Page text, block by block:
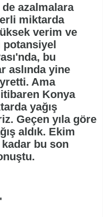
de azalmalara
miktarda
verim ve
potansiyel
bu
aslında yine
Ama
Konya
yağış
Geçen yıla göre
aldık. Ekim
kadar bu son